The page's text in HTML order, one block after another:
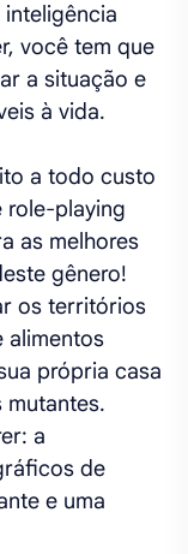
você tem que
a situação e
à vida.
a todo custo
role-playing
as melhores
gênero!
os territórios
alimentos
própria casa
mutantes.
a
de
e uma